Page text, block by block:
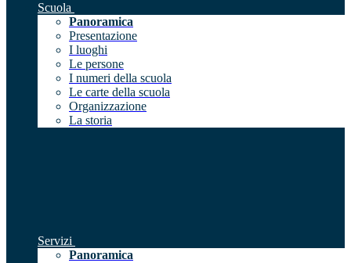
Scuola
Panoramica
Presentazione
I luoghi
Le persone
I numeri della scuola
Le carte della scuola
Organizzazione
La storia
Servizi
Panoramica